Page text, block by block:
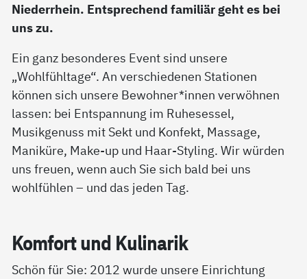
Niederrhein. Entsprechend familiär geht es bei
uns zu.
Ein ganz besonderes Event sind unsere
„Wohlfühltage“. An verschiedenen Stationen
können sich unsere Bewohner*innen verwöhnen
lassen: bei Entspannung im Ruhesessel,
Musikgenuss mit Sekt und Konfekt, Massage,
Maniküre, Make-up und Haar-Styling. Wir würden
uns freuen, wenn auch Sie sich bald bei uns
wohlfühlen – und das jeden Tag.
Kom­fort und Ku­li­na­rik
Schön für Sie: 2012 wurde unsere Einrichtung